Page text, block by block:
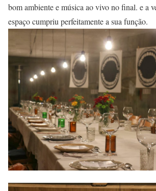
bom ambiente e música ao vivo no final. e a
espaço cumpriu perfeitamente a sua função.